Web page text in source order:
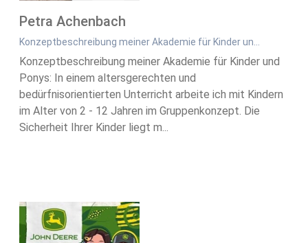
Petra Achenbach
Konzeptbeschreibung meiner Akademie für Kinder un…
Konzeptbeschreibung meiner Akademie für Kinder und
Ponys: In einem altersgerechten und
bedürfnisorientierten Unterricht arbeite ich mit Kindern
im Alter von 2 - 12 Jahren im Gruppenkonzept. Die
Sicherheit Ihrer Kinder liegt m...